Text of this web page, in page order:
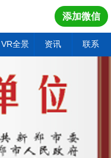
添加微信
VR全景 资讯 联系